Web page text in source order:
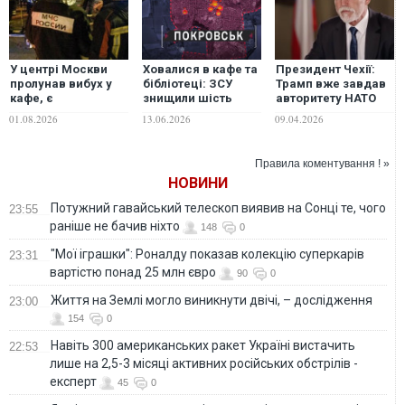
У центрі Москви
пролунав вибух у
кафе, є
постраждалі, -
росСМИ
01.08.2026
Ховалися в кафе та
бібліотеці: ЗСУ
знищили шість
точок злету
ворожих дронів у
13.06.2026
Президент Чехії:
Трамп вже завдав
авторитету НАТО
більшої шкоди, ніж
Путін
09.04.2026
Правила коментування ! »
НОВИНИ
23:55
Потужний гавайський телескоп виявив на Сонці те, чого
раніше не бачив ніхто
148 0
23:31
"Мої іграшки": Роналду показав колекцію суперкарів
вартістю понад 25 млн євро
90 0
23:00 Життя на Землі могло виникнути двічі, – дослідження
154 0
22:53
Навіть 300 американських ракет Україні вистачить
лише на 2,5-3 місяці активних російських обстрілів -
експерт
45 0